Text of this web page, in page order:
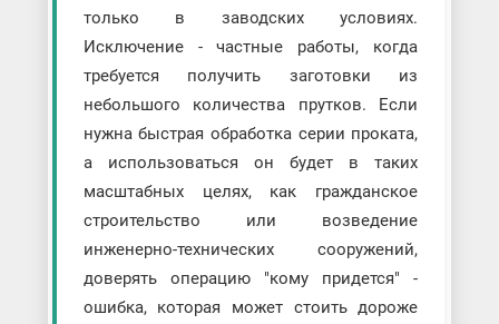
только в заводских условиях.
Исключение - частные работы, когда
требуется получить заготовки из
небольшого количества прутков. Если
нужна быстрая обработка серии проката,
а использоваться он будет в таких
масштабных целях, как гражданское
строительство или возведение
инженерно-технических сооружений,
доверять операцию "кому придется" -
ошибка, которая может стоить дороже